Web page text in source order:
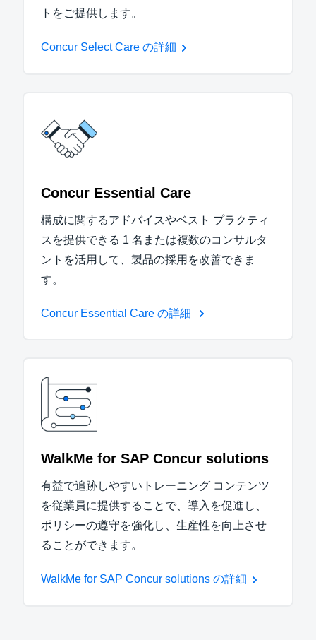
トをご提供します。
Concur Select Care の詳細
Concur Essential Care
構成に関するアドバイスやベスト プラクティ
スを提供できる 1 名または複数のコンサルタ
ントを活用して、製品の採用を改善できま
す。
Concur Essential Care の詳細
WalkMe for SAP Concur solutions
有益で追跡しやすいトレーニング コンテンツ
を従業員に提供することで、導入を促進し、
ポリシーの遵守を強化し、生産性を向上させ
ることができます。
WalkMe for SAP Concur solutions の詳細